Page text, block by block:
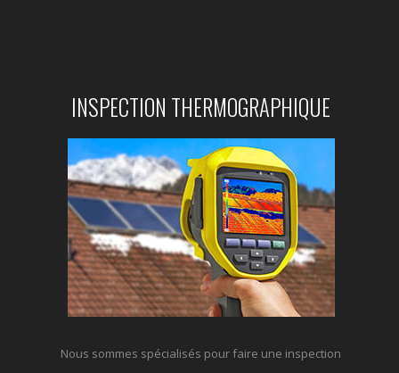
INSPECTION THERMOGRAPHIQUE
Nous sommes spécialisés pour faire une inspection